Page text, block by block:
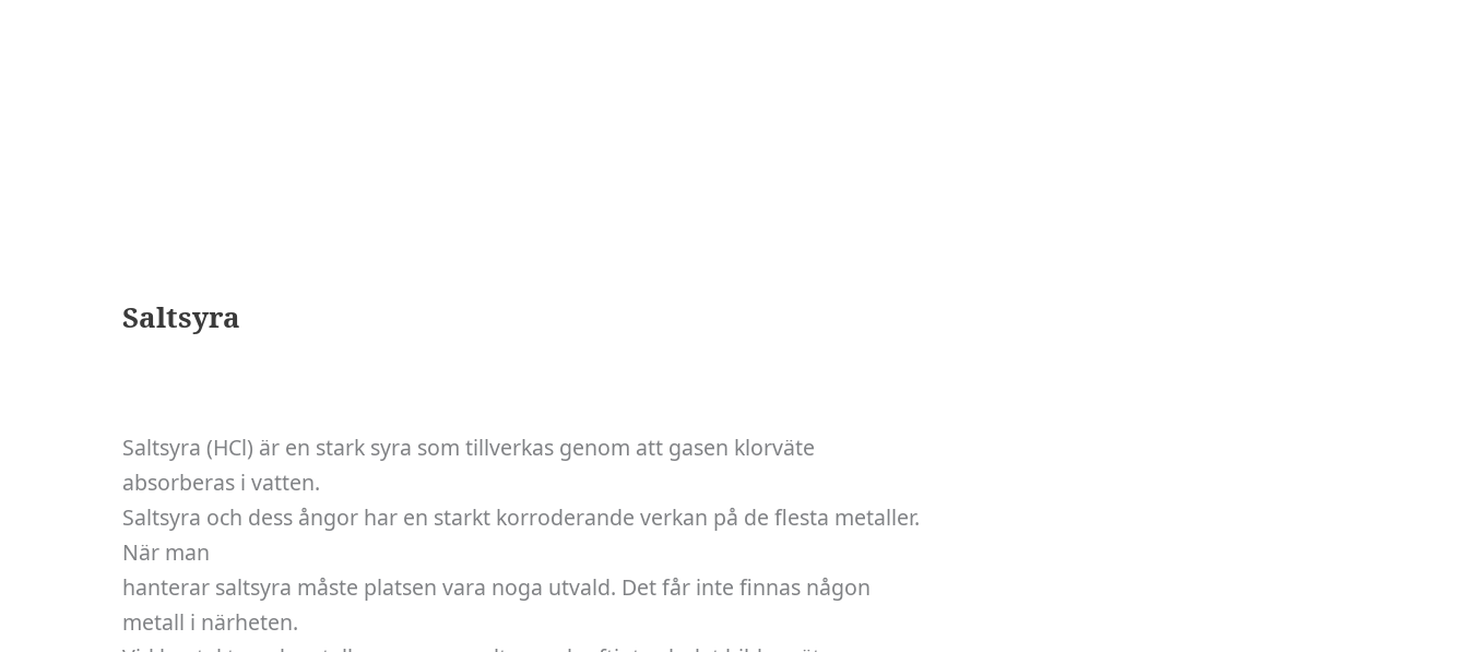
Saltsyra
Saltsyra (HCl) är en stark syra som tillverkas genom att gasen klorväte
absorberas i vatten.
Saltsyra och dess ångor har en starkt korroderande verkan på de flesta metaller.
När man
hanterar saltsyra måste platsen vara noga utvald. Det får inte finnas någon
metall i närheten.